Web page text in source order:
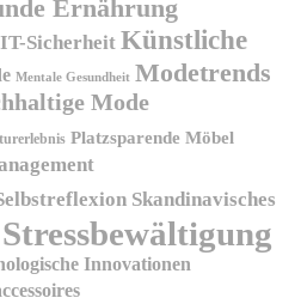
Ernährung
IT-Sicherheit Künstliche
Mentale Gesundheit Modetrends
Mode
Platzsparende Möbel
Skandinavisches
Stressbewältigung
Innovationen